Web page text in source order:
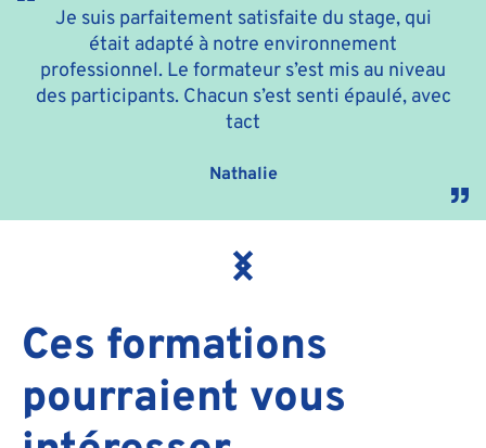
Je suis parfaitement satisfaite du stage, qui
était adapté à notre environnement
professionnel. Le formateur s’est mis au niveau
des participants. Chacun s’est senti épaulé, avec
tact
Nathalie
Ces formations
pourraient vous